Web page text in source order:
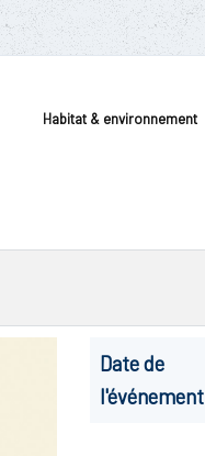
Habitat & environnement
Date de
l'événement